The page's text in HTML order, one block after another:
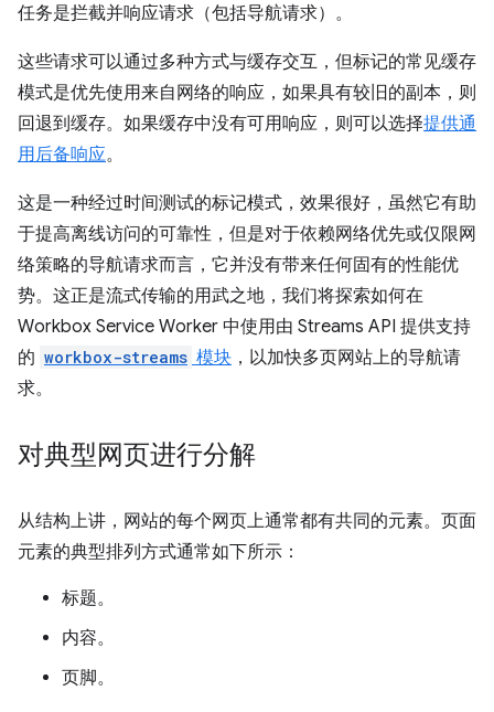
任务是拦截并响应请求（包括导航请求）。
这些请求可以通过多种方式与缓存交互，但标记的常见缓存
模式是优先使用来自网络的响应，如果具有较旧的副本，则
回退到缓存。如果缓存中没有可用响应，则可以选择提供通
用后备响应。
这是一种经过时间测试的标记模式，效果很好，虽然它有助
于提高离线访问的可靠性，但是对于依赖网络优先或仅限网
络策略的导航请求而言，它并没有带来任何固有的性能优
势。这正是流式传输的用武之地，我们将探索如何在
Workbox Service Worker 中使用由 Streams API 提供支持
的 workbox-streams 模块 ，以加快多页网站上的导航请
求。
对典型网页进行分解
从结构上讲，网站的每个网页上通常都有共同的元素。 页面
元素的典型排列方式通常如下所示：
标题。
内容。
页脚。